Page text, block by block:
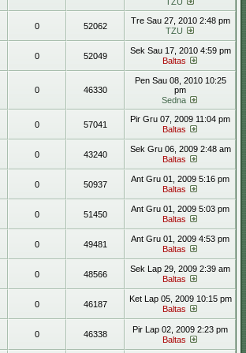
0 52062
Tre Sau 27, 2010 2:48 pm
TZU
0 52049
Sek Sau 17, 2010 4:59 pm
Baltas
0 46330
Pen Sau 08, 2010 10:25
pm
Sedna
0 57041
Pir Gru 07, 2009 11:04 pm
Baltas
0 43240
Sek Gru 06, 2009 2:48 am
Baltas
0 50937
Ant Gru 01, 2009 5:16 pm
Baltas
0 51450
Ant Gru 01, 2009 5:03 pm
Baltas
0 49481
Ant Gru 01, 2009 4:53 pm
Baltas
0 48566
Sek Lap 29, 2009 2:39 am
Baltas
0 46187
Ket Lap 05, 2009 10:15 pm
Baltas
0 46338
Pir Lap 02, 2009 2:23 pm
Baltas